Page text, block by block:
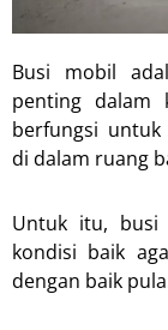
Busi mobil
penting dalam
berfungsi untuk
di dalam ruang
Untuk itu, busi
kondisi baik
dengan baik